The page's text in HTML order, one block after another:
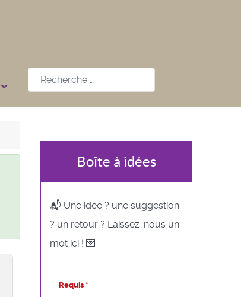
Rechercher
Boîte à idées
📬 Une idée ? une suggestion
? un retour ? Laissez-nous un
mot ici ! 💌
Requis *